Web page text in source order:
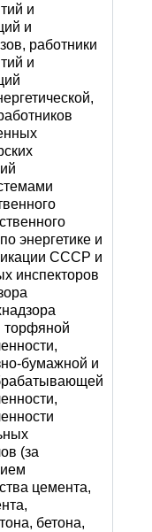
и
и
работники
и
энергетике и
СССР и
инспекторов
бумажной и
(за
цемента,
бетона,